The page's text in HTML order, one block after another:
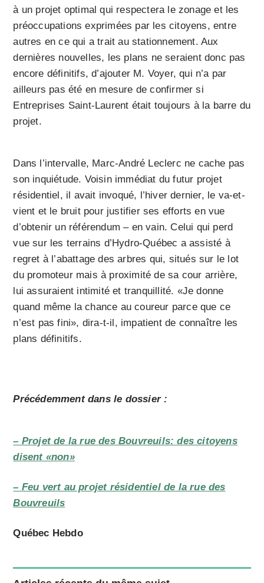
à un projet optimal qui respectera le zonage et les
préoccupations exprimées par les citoyens, entre
autres en ce qui a trait au stationnement. Aux
dernières nouvelles, les plans ne seraient donc pas
encore définitifs, d’ajouter M. Voyer, qui n’a par
ailleurs pas été en mesure de confirmer si
Entreprises Saint-Laurent était toujours à la barre du
projet.
Dans l’intervalle, Marc-André Leclerc ne cache pas
son inquiétude. Voisin immédiat du futur projet
résidentiel, il avait invoqué, l’hiver dernier, le va-et-
vient et le bruit pour justifier ses efforts en vue
d’obtenir un référendum – en vain. Celui qui perd
vue sur les terrains d’Hydro-Québec a assisté à
regret à l’abattage des arbres qui, situés sur le lot
du promoteur mais à proximité de sa cour arrière,
lui assuraient intimité et tranquillité. «Je donne
quand même la chance au coureur parce que ce
n’est pas fini», dira-t-il, impatient de connaître les
plans définitifs.
Précédemment dans le dossier :
– Projet de la rue des Bouvreuils: des citoyens
disent «non»
– Feu vert au projet résidentiel de la rue des
Bouvreuils
Québec Hebdo